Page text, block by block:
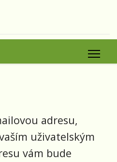
adresu,
uživatelským
vám bude